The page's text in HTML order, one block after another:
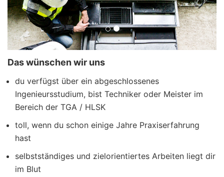
Das wünschen wir uns
du verfügst über ein abgeschlossenes
Ingenieursstudium, bist Techniker oder Meister im
Bereich der TGA / HLSK
toll, wenn du schon einige Jahre Praxiserfahrung
hast
selbstständiges und zielorientiertes Arbeiten liegt dir
im Blut